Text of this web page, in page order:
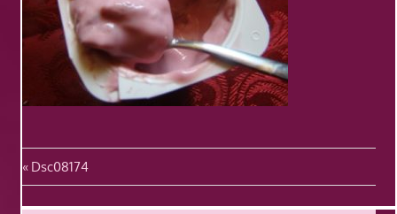
Beitragsnavigation
Vorheriger
Beitrag:
Dsc08174